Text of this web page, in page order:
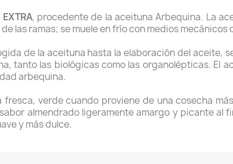
EXTRA, procedente de la aceituna Arbequina. La
las ramas; se muele en frío con medios mecánicos
de la aceituna hasta la elaboración del
tanto las biológicas como las organolépticas. El
arbequina.
verde cuando proviene de una cosecha
almendrado ligeramente amargo y picante al
y más dulce.